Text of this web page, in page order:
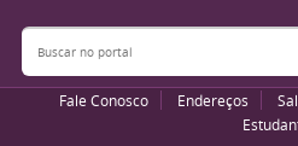
Buscar no portal
Fale Conosco Endereços